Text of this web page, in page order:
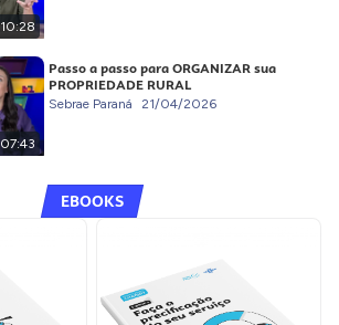
10:28
07:43
Passo a passo para ORGANIZAR sua
PROPRIEDADE RURAL
Sebrae Paraná 21/04/2026
EBOOKS